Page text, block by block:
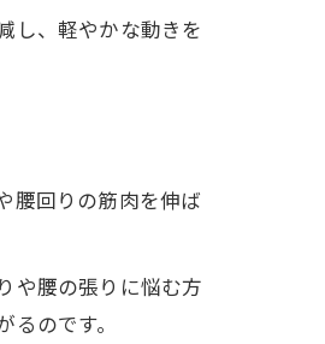
し、軽やかな動きを
腰回りの筋肉を伸ば
や腰の張りに悩む方
のです。